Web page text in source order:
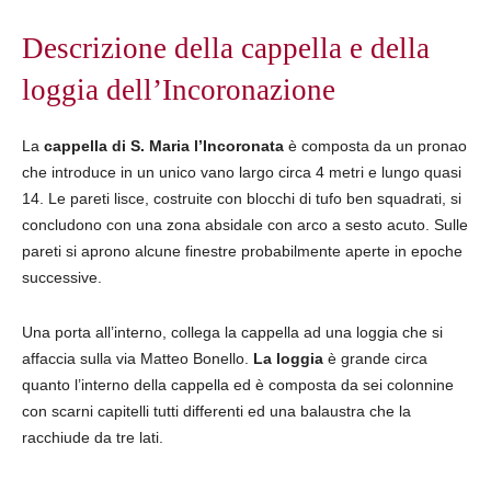
Descrizione della cappella e della
loggia dell’Incoronazione
La cappella di S. Maria l’Incoronata è composta da un pronao
che introduce in un unico vano largo circa 4 metri e lungo quasi
14. Le pareti lisce, costruite con blocchi di tufo ben squadrati, si
concludono con una zona absidale con arco a sesto acuto. Sulle
pareti si aprono alcune finestre probabilmente aperte in epoche
successive.
Una porta all’interno, collega la cappella ad una loggia che si
affaccia sulla via Matteo Bonello. La loggia è grande circa
quanto l’interno della cappella ed è composta da sei colonnine
con scarni capitelli tutti differenti ed una balaustra che la
racchiude da tre lati.